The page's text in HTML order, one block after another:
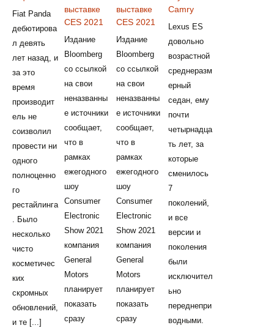
Fiat Panda
дебютирова
л девять
лет назад, и
за это
время
производит
ель не
соизволил
провести ни
одного
полноценно
го
рестайлинга
. Было
несколько
чисто
косметичес
ких
скромных
обновлений,
и те [...]
выставке
CES 2021
Издание
Bloomberg
со ссылкой
на свои
неназванны
е источники
сообщает,
что в
рамках
ежегодного
шоу
Consumer
Electronic
Show 2021
компания
General
Motors
планирует
показать
сразу
выставке
CES 2021
Издание
Bloomberg
со ссылкой
на свои
неназванны
е источники
сообщает,
что в
рамках
ежегодного
шоу
Consumer
Electronic
Show 2021
компания
General
Motors
планирует
показать
сразу
Camry
Lexus ES
довольно
возрастной
среднеразм
ерный
седан, ему
почти
четырнадца
ть лет, за
которые
сменилось
7
поколений,
и все
версии и
поколения
были
исключител
ьно
переднепри
водными.